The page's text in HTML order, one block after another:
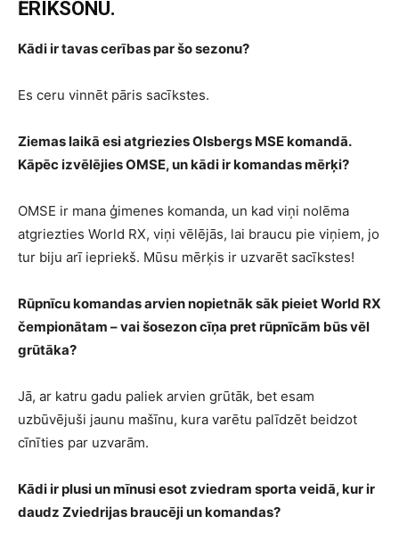
ĒRIKSONU.
Kādi ir tavas cerības par šo sezonu?
Es ceru vinnēt pāris sacīkstes.
Ziemas laikā esi atgriezies Olsbergs MSE komandā.
Kāpēc izvēlējies OMSE, un kādi ir komandas mērķi?
OMSE ir mana ģimenes komanda, un kad viņi nolēma
atgriezties World RX, viņi vēlējās, lai braucu pie viņiem, jo
tur biju arī iepriekš. Mūsu mērķis ir uzvarēt sacīkstes!
Rūpnīcu komandas arvien nopietnāk sāk pieiet World RX
čempionātam – vai šosezon cīņa pret rūpnīcām būs vēl
grūtāka?
Jā, ar katru gadu paliek arvien grūtāk, bet esam
uzbūvējuši jaunu mašīnu, kura varētu palīdzēt beidzot
cīnīties par uzvarām.
Kādi ir plusi un mīnusi esot zviedram sporta veidā, kur ir
daudz Zviedrijas braucēji un komandas?